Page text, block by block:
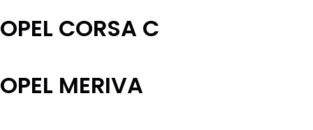
OPEL CORSA C
OPEL MERIVA